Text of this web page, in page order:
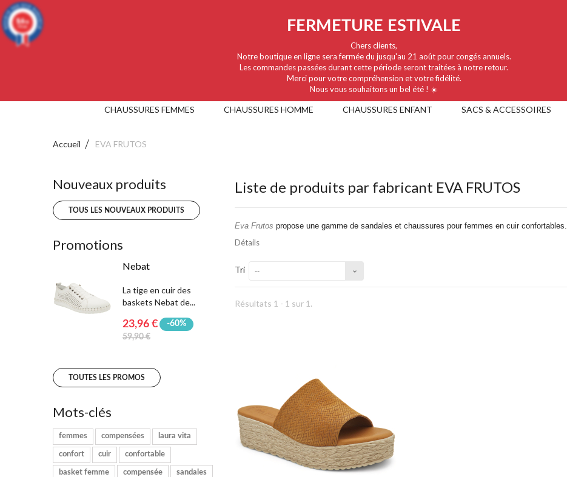
CHAUSSURES FEMMES CHAUSSURES HOMME CHAUSSURES ENFANT SACS & ACCESSOIRES
FERMETURE ESTIVALE
Chers clients,
Notre boutique en ligne sera fermée du jusqu'au 21 août pour congés annuels.
Les commandes passées durant cette période seront traitées à notre retour.
Merci pour votre compréhension et votre fidélité.
Nous vous souhaitons un bel été ! ☀️
Accueil EVA FRUTOS
Nouveaux produits
TOUS LES NOUVEAUX PRODUITS
Promotions
Nebat
La tige en cuir des
baskets Nebat de...
23,96 €
-60%
59,90 €
TOUTES LES PROMOS
Mots-clés
femmes compensées laura vita
confort cuir confortable
basket femme compensée sandales
Liste de produits par fabricant EVA FRUTOS
Eva Frutos propose une gamme de sandales et chaussures pour femmes en cuir confortables.
Détails
Tri --
Résultats 1 - 1 sur 1.
9.4/10